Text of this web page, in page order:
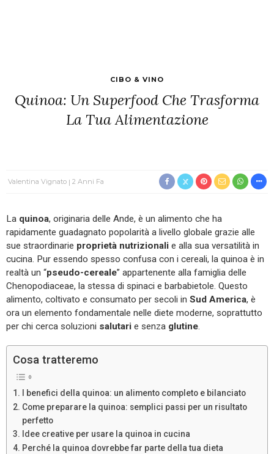
CIBO & VINO
Quinoa: Un Superfood Che Trasforma
La Tua Alimentazione
Valentina Vignato 2 Anni Fa
La quinoa, originaria delle Ande, è un alimento che ha
rapidamente guadagnato popolarità a livello globale grazie alle
sue straordinarie proprietà nutrizionali e alla sua versatilità in
cucina. Pur essendo spesso confusa con i cereali, la quinoa è in
realtà un “pseudo-cereale” appartenente alla famiglia delle
Chenopodiaceae, la stessa di spinaci e barbabietole. Questo
alimento, coltivato e consumato per secoli in Sud America, è
ora un elemento fondamentale nelle diete moderne, soprattutto
per chi cerca soluzioni salutari e senza glutine.
Cosa tratteremo
I benefici della quinoa: un alimento completo e bilanciato
Come preparare la quinoa: semplici passi per un risultato
perfetto
Idee creative per usare la quinoa in cucina
Perché la quinoa dovrebbe far parte della tua dieta